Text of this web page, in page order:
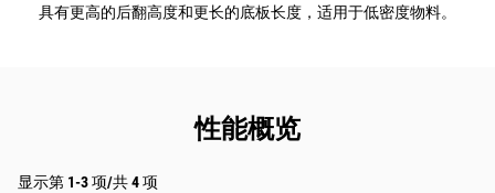
具有更高的后翻高度和更长的底板长度，适用于低密度物料。
性能概览
显示第 1-3 项/共 4 项